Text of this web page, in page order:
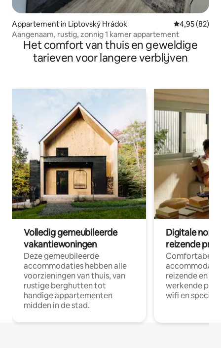
Appartement in Liptovský Hrádok Gemiddelde
4,95 (82)
Aangenaam, rustig, zonnig 1 kamer appartement
Het comfort van thuis en geweldige
tarieven voor langere verblijven
Volledig gemeubileerde
vakantiewoningen
Deze gemeubileerde
accommodaties hebben alle
voorzieningen van thuis, van
rustige berghutten tot
handige appartementen
midden in de stad.
Digitale
reizende
Comfortabele
reizende en
werkende
wifi en